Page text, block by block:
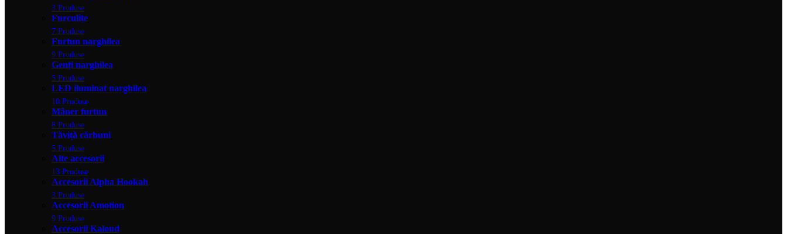
3 Produse
Furculițe
7 Produse
Furtun narghilea
9 Produse
Genți narghilea
5 Produse
LED iluminat narghilea
10 Produse
Mâner furtun
8 Produse
Tăviță cărbuni
5 Produse
Alte accesorii
13 Produse
Accesorii Alpha Hookah
3 Produse
Accesorii Amotion
9 Produse
Accesorii Kaloud